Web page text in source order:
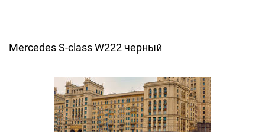
Mercedes S-class W222 черный